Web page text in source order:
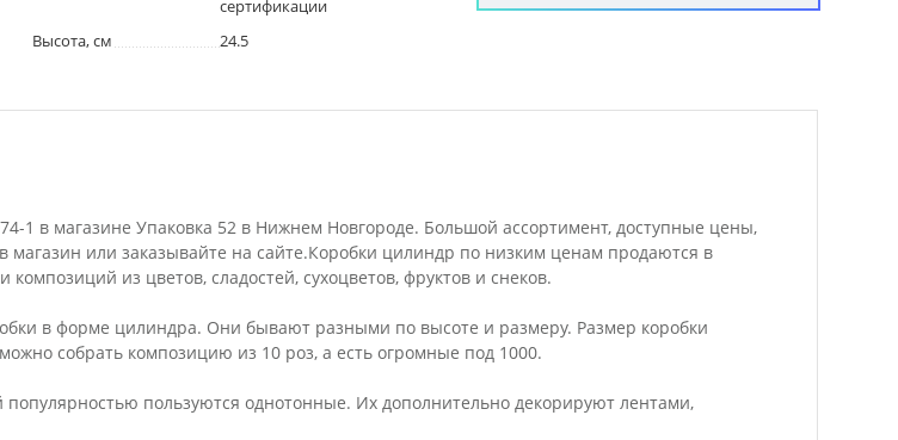
сертификации
Высота, см
24.5
1 в магазине Упаковка 52 в Нижнем Новгороде. Большой ассортимент, доступные цены,
или заказывайте на сайте.Коробки цилиндр по низким ценам продаются в
из цветов, сладостей, сухоцветов, фруктов и снеков.
в форме цилиндра. Они бывают разными по высоте и размеру. Размер коробки
собрать композицию из 10 роз, а есть огромные под 1000.
пользуются однотонные. Их дополнительно декорируют лентами,